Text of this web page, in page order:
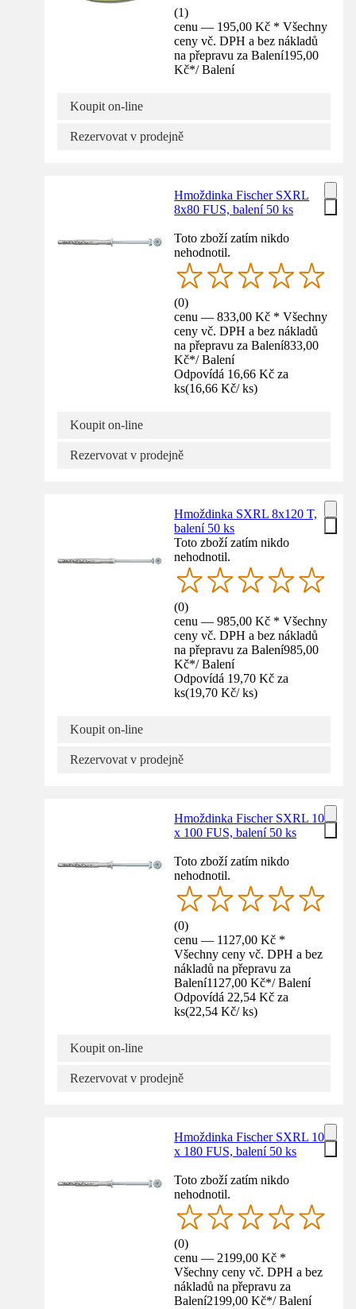
(1)
cenu — 195,00 Kč * Všechny
ceny vč. DPH a bez nákladů
na přepravu za Balení195,00
Kč*/ Balení
Koupit on-line
Rezervovat v prodejně
Hmoždinka Fischer SXRL
8x80 FUS, balení 50 ks
Toto zboží zatím nikdo
nehodnotil.
(0)
cenu — 833,00 Kč * Všechny
ceny vč. DPH a bez nákladů
na přepravu za Balení833,00
Kč*/ Balení
Odpovídá 16,66 Kč za
ks(16,66 Kč/ ks)
Koupit on-line
Rezervovat v prodejně
Hmoždinka SXRL 8x120 T,
balení 50 ks
Toto zboží zatím nikdo
nehodnotil.
(0)
cenu — 985,00 Kč * Všechny
ceny vč. DPH a bez nákladů
na přepravu za Balení985,00
Kč*/ Balení
Odpovídá 19,70 Kč za
ks(19,70 Kč/ ks)
Koupit on-line
Rezervovat v prodejně
Hmoždinka Fischer SXRL 10
x 100 FUS, balení 50 ks
Toto zboží zatím nikdo
nehodnotil.
(0)
cenu — 1127,00 Kč *
Všechny ceny vč. DPH a bez
nákladů na přepravu za
Balení1127,00 Kč*/ Balení
Odpovídá 22,54 Kč za
ks(22,54 Kč/ ks)
Koupit on-line
Rezervovat v prodejně
Hmoždinka Fischer SXRL 10
x 180 FUS, balení 50 ks
Toto zboží zatím nikdo
nehodnotil.
(0)
cenu — 2199,00 Kč *
Všechny ceny vč. DPH a bez
nákladů na přepravu za
Balení2199,00 Kč*/ Balení